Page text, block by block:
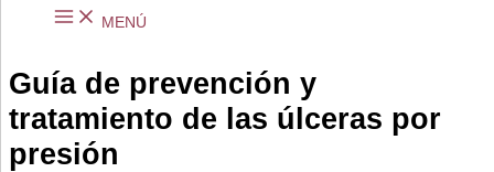
MENÚ
Guía de prevención y
tratamiento de las úlceras por
presión